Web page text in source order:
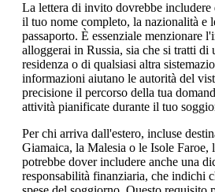
La lettera di invito dovrebbe
il tuo nome completo, la nazionalità e
passaporto. È essenziale menzionare
alloggerai in Russia, sia che si tratti di
residenza o di qualsiasi altra
informazioni aiutano le autorità del
precisione il percorso della tua
attività pianificate durante il tuo
Per chi arriva dall'estero, incluse
Giamaica, la Malesia o le Isole Faroe,
potrebbe dover includere anche una
responsabilità finanziaria, che indichi